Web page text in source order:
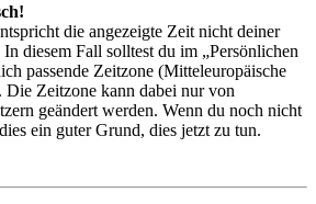
die angezeigte Zeit nicht deiner
diesem Fall solltest du im „Persönlichen
passende Zeitzone (Mitteleuropäische
Die Zeitzone kann dabei nur von
geändert werden. Wenn du noch nicht
ein guter Grund, dies jetzt zu tun.